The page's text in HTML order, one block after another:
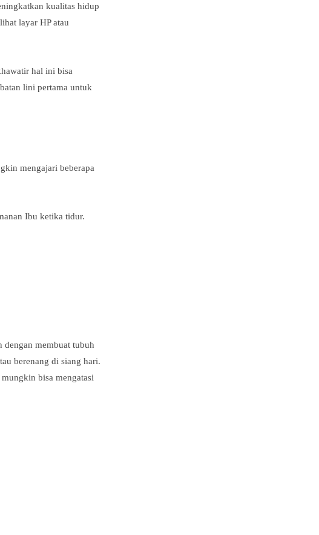
kualitas hidup
layar HP atau
hal ini bisa
lini pertama untuk
mengajari beberapa
Ibu ketika tidur.
dengan membuat tubuh
berenang di siang hari.
bisa mengatasi